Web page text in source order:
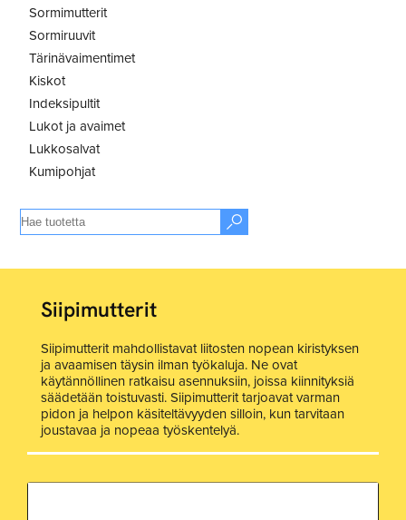
Sormimutterit
Sormiruuvit
Tärinävaimentimet
Kiskot
Indeksipultit
Lukot ja avaimet
Lukkosalvat
Kumipohjat
Siipimutterit
Siipimutterit mahdollistavat liitosten nopean kiristyksen
ja avaamisen täysin ilman työkaluja. Ne ovat
käytännöllinen ratkaisu asennuksiin, joissa kiinnityksiä
säädetään toistuvasti. Siipimutterit tarjoavat varman
pidon ja helpon käsiteltävyyden silloin, kun tarvitaan
joustavaa ja nopeaa työskentelyä.